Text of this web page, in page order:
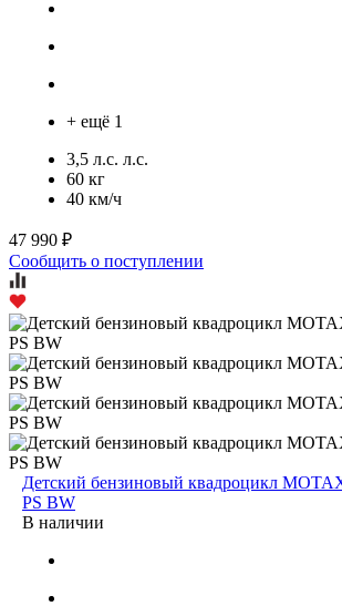
+ ещё 1
3,5 л.с. л.с.
60 кг
40 км/ч
47 990 ₽
Сообщить о поступлении
Детский бензиновый квадроцикл
PS BW
В наличии